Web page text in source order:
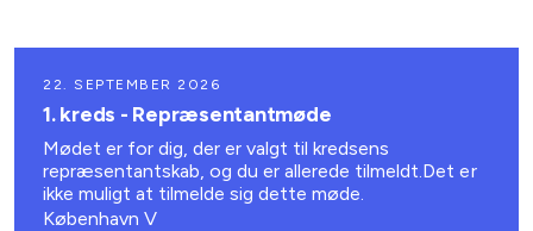
22. SEPTEMBER 2026
1. kreds - Repræsentantmøde
Mødet er for dig, der er valgt til kredsens
repræsentantskab, og du er allerede tilmeldt.Det er
ikke muligt at tilmelde sig dette møde.
København V